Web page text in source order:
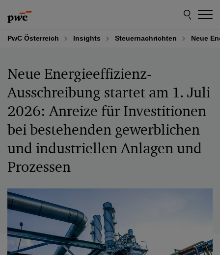
to
content
to
footer
PwC Österreich Insights Steuernachrichten Neue
Neue Energieeffizienz-
Ausschreibung startet am 1. Juli
2026: Anreize für Investitionen
bei bestehenden gewerblichen
und industriellen Anlagen und
Prozessen